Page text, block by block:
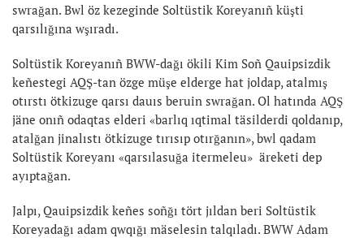
swrağan. Bwl öz kezeginde Soltüstik Koreyanıñ küşti
qarsılığına wşıradı.
Soltüstik Koreyanıñ BWW-dağı ökili Kim Soñ Qauipsizdik
keñestegi AQŞ-tan özge müşe elderge hat joldap, atalmış
otırstı ötkizuge qarsı dauıs beruin swrağan. Ol hatında AQŞ
jäne onıñ odaqtas elderi «barlıq ıqtimal täsilderdi qoldanıp,
atalğan jinalıstı ötkizuge tırısıp otırğanın», bwl qadam
Soltüstik Koreyanı «qarsılasuğa itermeleu» äreketi dep
ayıptağan.
Jalpı, Qauipsizdik keñes soñğı tört jıldan beri Soltüstik
Koreyadağı adam qwqığı mäselesin talqıladı. BWW Adam